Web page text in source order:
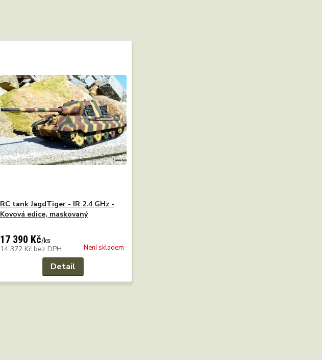
RC tank JagdTiger - IR 2.4 GHz -
Kovová edice, maskovaný
17 390 Kč/ks
14 372 Kč bez DPH Není skladem
Detail